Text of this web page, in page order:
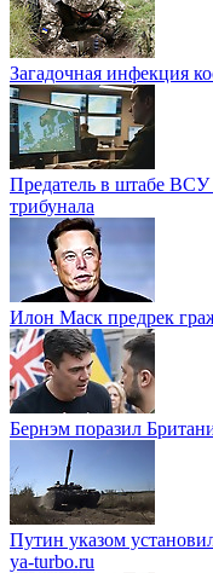
Загадочная инфекция
Предатель в штабе ВСУ
трибунала
Илон Маск предрек
Бернэм поразил
Путин указом
ya-turbo.ru